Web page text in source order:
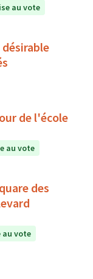
au vote
de l'école
au vote
des
au vote